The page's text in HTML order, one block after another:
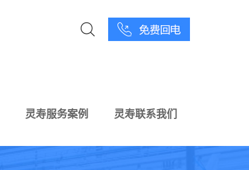
灵寿服务案例 灵寿联系我们